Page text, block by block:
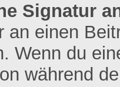
Signatur
an einen
Wenn du
während